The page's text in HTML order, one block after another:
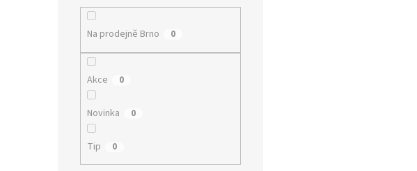
Na prodejně Brno 0
Akce 0
Novinka 0
Tip 0